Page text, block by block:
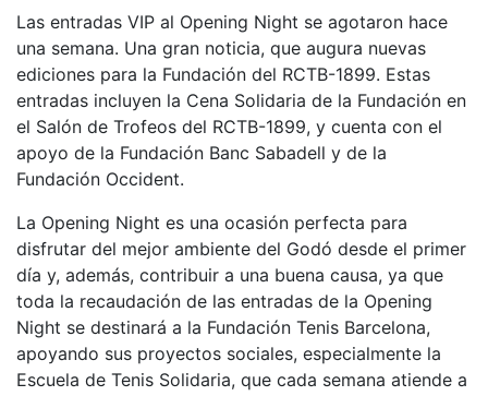
Palmarés
equipos
Leyendas
Jugadores
profesionales
Competiciones
Campeonato
Social de Tenis
Cuadros de
Juego
Cuadro de
Honor
Histórico del
Campeonato
Las entradas VIP al Opening Night se agotaron hace
una semana. Una gran noticia, que augura nuevas
ediciones para la Fundación del RCTB-1899. Estas
entradas incluyen la Cena Solidaria de la Fundación en
el Salón de Trofeos del RCTB-1899, y cuenta con el
apoyo de la Fundación Banc Sabadell y de la
Fundación Occident.
La Opening Night es una ocasión perfecta para
disfrutar del mejor ambiente del Godó desde el primer
día y, además, contribuir a una buena causa, ya que
toda la recaudación de las entradas de la Opening
Night se destinará a la Fundación Tenis Barcelona,
apoyando sus proyectos sociales, especialmente la
Escuela de Tenis Solidaria, que cada semana atiende a